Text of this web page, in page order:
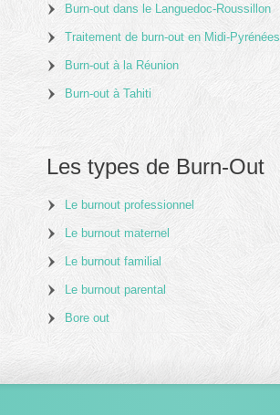
Burn-out dans le Languedoc-Roussillon
Traitement de burn-out en Midi-Pyrénées
Burn-out à la Réunion
Burn-out à Tahiti
Les types de Burn-Out
Le burnout professionnel
Le burnout maternel
Le burnout familial
Le burnout parental
Bore out